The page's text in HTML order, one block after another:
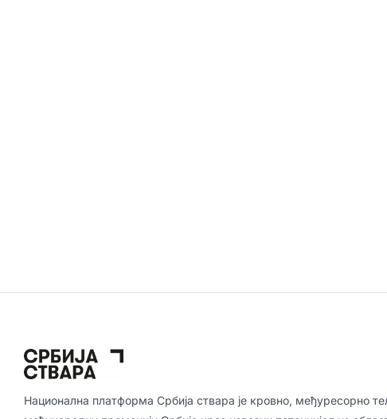
Национална платформа Србија ствара је кровно, међуресорно
међународну промоцију Србије кроз извозни потенцијал из
индустрија, иновација и економије засноване на знању.